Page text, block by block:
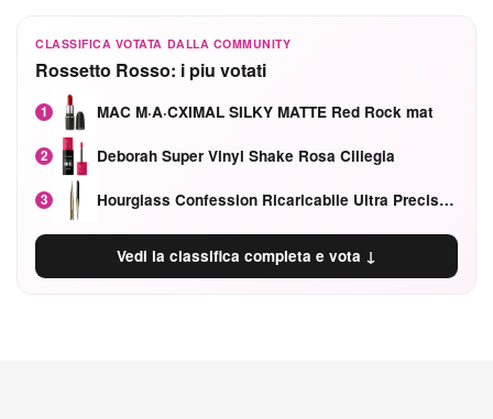
CLASSIFICA VOTATA DALLA COMMUNITY
Rossetto Rosso: i piu votati
1 MAC M·A·CXIMAL SILKY MATTE Red Rock mat
2 Deborah Super Vinyl Shake Rosa Ciliegia
3 Hourglass Confession Ricaricabile Ultra Preciso Ad Alta Intensità Secretly Classic Red
Vedi la classifica completa e vota ↓